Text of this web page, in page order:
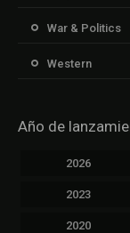
War & Politics
Western
Año de
2026
2023
2020